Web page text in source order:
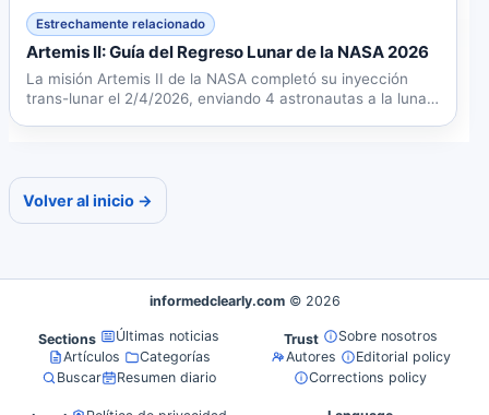
Estrechamente relacionado
Artemis II: Guía del Regreso Lunar de la NASA 2026
La misión Artemis II de la NASA completó su inyección
trans-lunar el 2/4/2026, enviando 4 astronautas a la luna
Volver al inicio →
informedclearly.com © 2026
Sections
Últimas noticias
Artículos
Categorías
Buscar
Resumen diario
Trust
Sobre nosotros
Autores
Editorial policy
Corrections policy